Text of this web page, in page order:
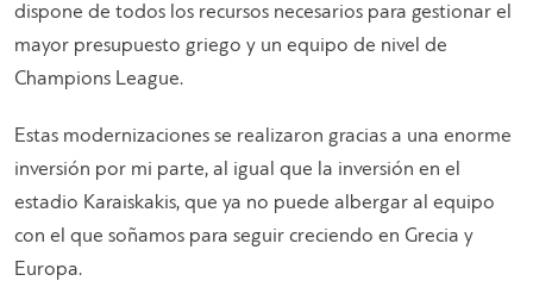
dispone de todos los recursos necesarios para gestionar el
mayor presupuesto griego y un equipo de nivel de
Champions League.
Estas modernizaciones se realizaron gracias a una enorme
inversión por mi parte, al igual que la inversión en el
estadio Karaiskakis, que ya no puede albergar al equipo
con el que soñamos para seguir creciendo en Grecia y
Europa.